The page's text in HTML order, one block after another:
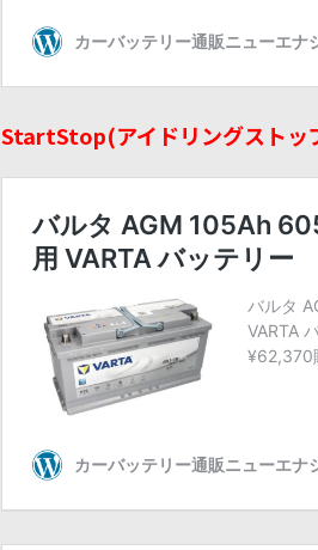
StartStop(アイドリングスト